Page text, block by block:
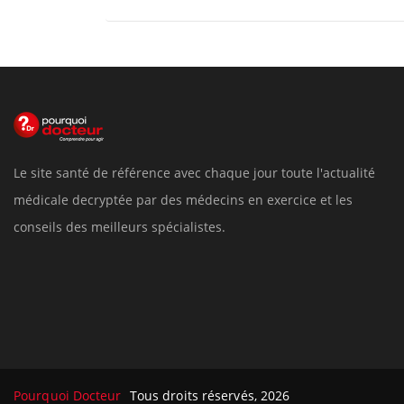
Le site santé de référence avec chaque jour toute l'actualité
médicale decryptée par des médecins en exercice et les
conseils des meilleurs spécialistes.
Pourquoi Docteur Tous droits réservés, 2026